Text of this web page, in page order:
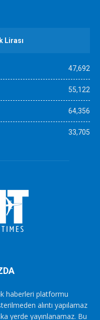
Lirası
47,692
55,122
64,356
33,705
haberleri platformu
alıntı yapılamaz
yerde yayınlanamaz. Bu